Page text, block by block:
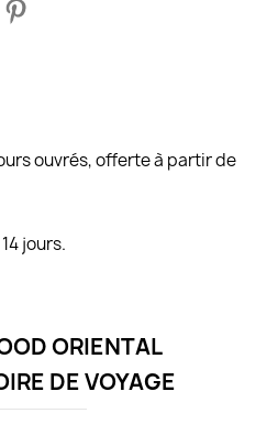
ouvrés, offerte à partir de
jours.
ORIENTAL
DE VOYAGE